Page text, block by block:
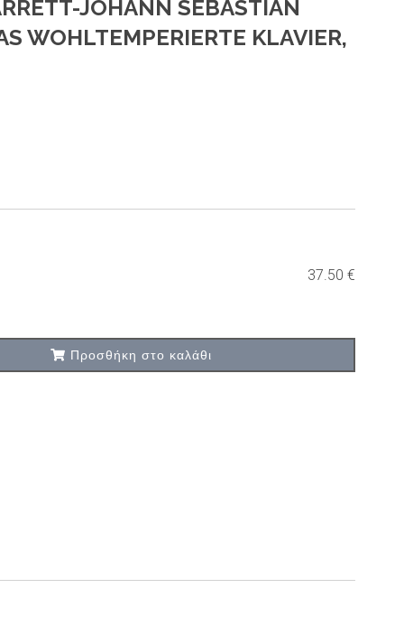
JOHANN SEBASTIAN
WOHLTEMPERIERTE KLAVIER,
37.50 €
Προσθήκη στο καλάθι